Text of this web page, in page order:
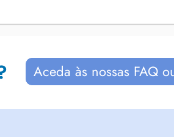
Aceda às nossas FAQ